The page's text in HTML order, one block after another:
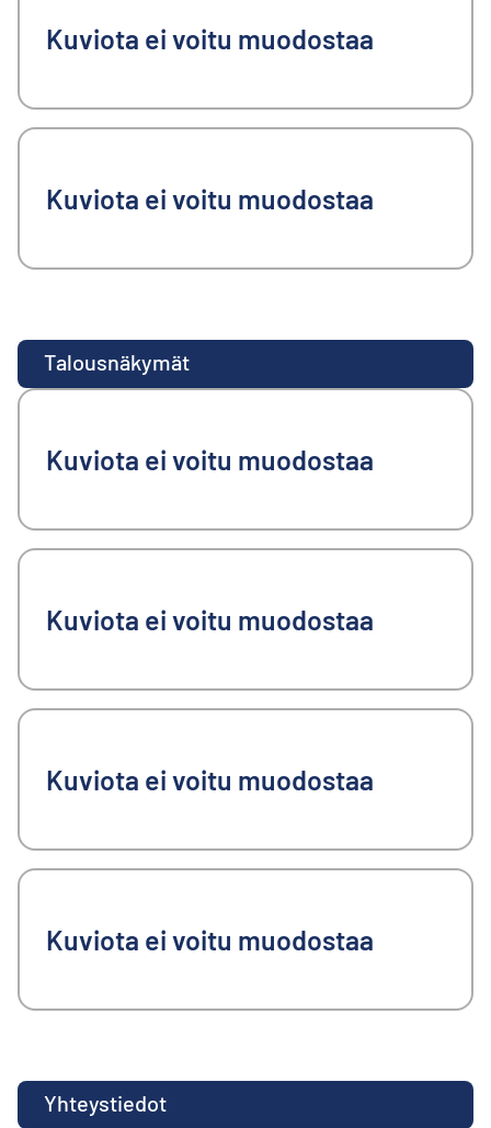
Kuviota ei voitu muodostaa
Kuviota ei voitu muodostaa
Talousnäkymät
Kuviota ei voitu muodostaa
Kuviota ei voitu muodostaa
Kuviota ei voitu muodostaa
Kuviota ei voitu muodostaa
Yhteystiedot